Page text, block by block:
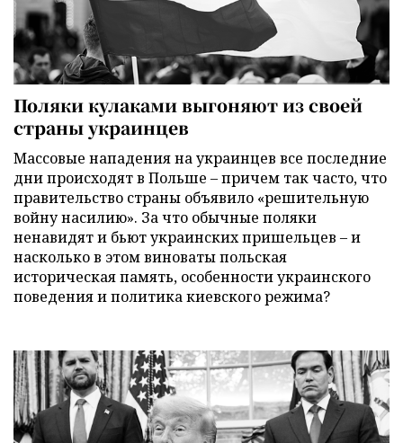
Поляки кулаками выгоняют из своей
страны украинцев
Массовые нападения на украинцев все последние
дни происходят в Польше – причем так часто, что
правительство страны объявило «решительную
войну насилию». За что обычные поляки
ненавидят и бьют украинских пришельцев – и
насколько в этом виноваты польская
историческая память, особенности украинского
поведения и политика киевского режима?